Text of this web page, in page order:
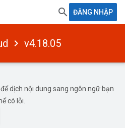
ĐĂNG NHẬP
v4.18.05
dịch nội dung sang ngôn ngữ bạn
có lỗi.